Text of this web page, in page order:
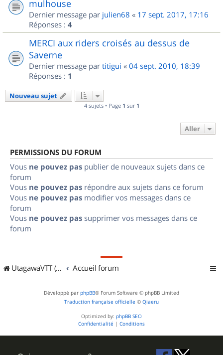
mulhouse
Dernier message par julien68 « 17 sept. 2017, 17:16
Réponses : 4
MERCI aux riders croisés au dessus de
Saverne
Dernier message par titigui « 04 sept. 2010, 18:39
Réponses : 1
Nouveau sujet
4 sujets • Page 1 sur 1
Aller
PERMISSIONS DU FORUM
Vous ne pouvez pas publier de nouveaux sujets dans ce
forum
Vous ne pouvez pas répondre aux sujets dans ce forum
Vous ne pouvez pas modifier vos messages dans ce
forum
Vous ne pouvez pas supprimer vos messages dans ce
forum
UtagawaVTT (Randos VTT et VTTAE avec traces GPS) Accueil forum
Développé par phpBB® Forum Software © phpBB Limited
Traduction française officielle © Qiaeru
Optimized by: phpBB SEO
Confidentialité | Conditions